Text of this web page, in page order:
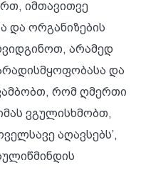
იმთავითვე
და ორგანიზების
არამედ
და
რომ ღმერთი
ვგულისხმობთ,
აღავსებს’,